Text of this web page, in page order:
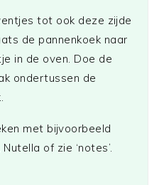
tot ook deze zijde
de pannenkoek naar
in de oven. Doe de
ondertussen de
met bijvoorbeeld
of zie ‘notes’.